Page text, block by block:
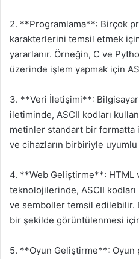
2. **Programlama**: Birçok
karakterlerini temsil etmek
yararlanır. Örneğin, C ve
üzerinde işlem yapmak için
3. **Veri İletişimi**:
iletiminde, ASCII kodları
metinler standart bir formatta
ve cihazların birbiriyle uyumlu
4. **Web Geliştirme**: HTML
teknolojilerinde, ASCII
ve semboller temsil edilebilir.
bir şekilde görüntülenmesi
5. **Oyun Geliştirme**: Oyun